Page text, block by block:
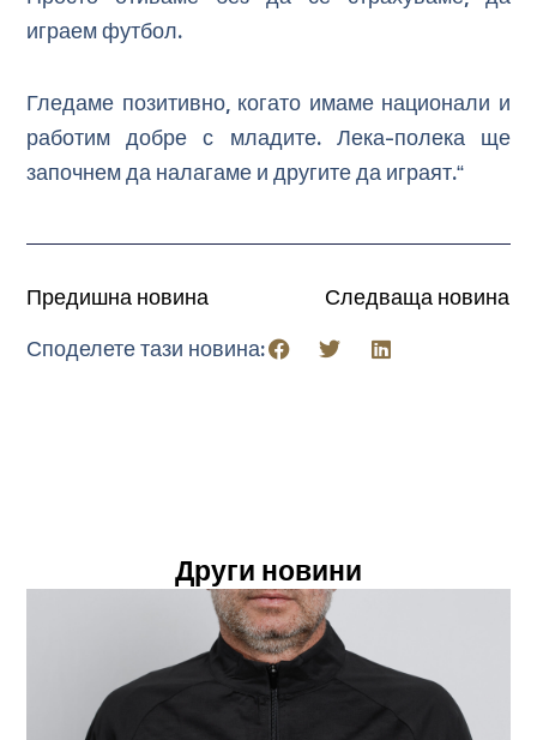
играем футбол.
Гледаме позитивно, когато имаме национали и
работим добре с младите. Лека-полека ще
започнем да налагаме и другите да играят.“
Предишна новина Следваща новина
Споделете тази новина:
Други новини